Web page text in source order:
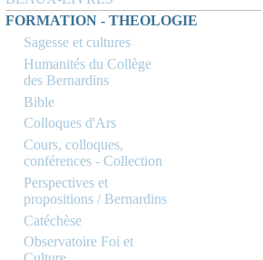
FORMATION - THEOLOGIE
Sagesse et cultures
Humanités du Collège
des Bernardins
Bible
Colloques d'Ars
Cours, colloques,
conférences - Collection
Perspectives et
propositions / Bernardins
Catéchèse
Observatoire Foi et